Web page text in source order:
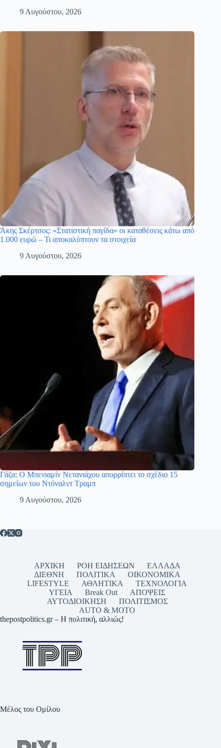
9 Αυγούστου, 2026
Άκης Σκέρτσος: «Στατιστική παγίδα» οι καταθέσεις κάτω από
1.000 ευρώ – Τι αποκαλύπτουν τα στοιχεία
9 Αυγούστου, 2026
Γάζα: Ο Μπενιαμίν Νετανιάχου απορρίπτει το σχέδιο 15
σημείων του Ντόναλντ Τραμπ
9 Αυγούστου, 2026
ΑΡΧΙΚΗ ΡΟΗ ΕΙΔΗΣΕΩΝ
ΕΛΛΑΔΑ
ΔΙΕΘΝΗ
ΠΟΛΙΤΙΚΑ
ΟΙΚΟΝΟΜΙΚΑ
LIFESTYLE
ΑΘΛΗΤΙΚΑ
ΤΕΧΝΟΛΟΓΙΑ
ΥΓΕΙΑ
Break Out
ΑΠΟΨΕΙΣ
ΑΥΤΟΔΙΟΙΚΗΣΗ
ΠΟΛΙΤΙΣΜΟΣ
AUTO & MOTO
thepostpolitics.gr – Η πολιτική, αλλιώς!
Μέλος του Ομίλου